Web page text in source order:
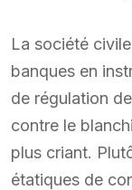
La société
banques en
de régulation
contre le
plus criant.
étatiques de